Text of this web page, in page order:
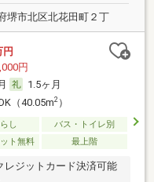
堺市北区北花田町２丁
円
円
1.5ヶ月
（40.05m2）
し
バス・トイレ別
ト無料 最上階
レジットカード決済可能